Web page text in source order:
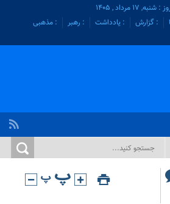
شنبه, ۱۷ مرداد , ۱۴۰۵
: گزارش : یادداشت : رهبر
: مذهبی